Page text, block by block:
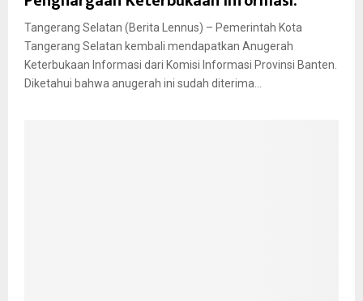
Tangerang Selatan (Berita Lennus) – Pemerintah Kota
Tangerang Selatan kembali mendapatkan Anugerah
Keterbukaan Informasi dari Komisi Informasi Provinsi Banten.
Diketahui bahwa anugerah ini sudah diterima...